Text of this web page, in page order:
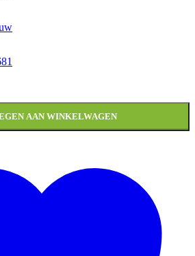
LED TUBE SMOKE RAND GLANS
AAN WINKELWAGEN